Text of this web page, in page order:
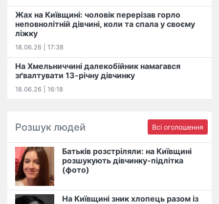
Жах на Київщині: чоловік перерізав горло
неповнолітній дівчині, коли та спала у своєму
ліжку
18.06.26 | 17:38
На Хмельниччині далекобійник намагався
зґвалтувати 13-річну дівчинку
18.06.26 | 16:18
Розшук людей Всі оголошення
Батьків розстріляли: на Київщині
розшукують дівчинку-підлітка
(фото)
На Київщині зник хлопець разом із